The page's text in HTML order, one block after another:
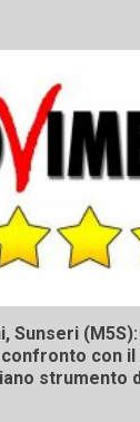
Sunseri
con il
strumento